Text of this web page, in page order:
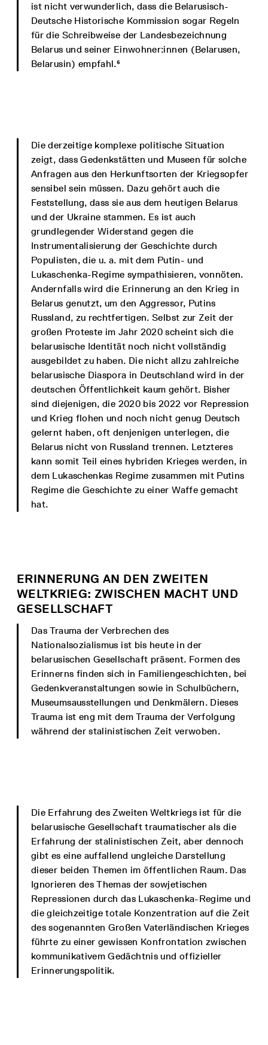
ist nicht verwunderlich, dass die Belarusisch-
Deutsche Historische Kommission sogar Regeln
für die Schreibweise der Landesbezeichnung
Belarus und seiner Einwohner:innen (Belarusen,
Belarusin) empfahl.⁶
Die derzeitige komplexe politische Situation
zeigt, dass Gedenkstätten und Museen für solche
Anfragen aus den Herkunftsorten der Kriegsopfer
sensibel sein müssen. Dazu gehört auch die
Feststellung, dass sie aus dem heutigen Belarus
und der Ukraine stammen. Es ist auch
grundlegender Widerstand gegen die
Instrumentalisierung der Geschichte durch
Populisten, die u. a. mit dem Putin- und
Lukaschenka-Regime sympathisieren, vonnöten.
Andernfalls wird die Erinnerung an den Krieg in
Belarus genutzt, um den Aggressor, Putins
Russland, zu rechtfertigen. Selbst zur Zeit der
großen Proteste im Jahr 2020 scheint sich die
belarusische Identität noch nicht vollständig
ausgebildet zu haben. Die nicht allzu zahlreiche
belarusische Diaspora in Deutschland wird in der
deutschen Öffentlichkeit kaum gehört. Bisher
sind diejenigen, die 2020 bis 2022 vor Repression
und Krieg flohen und noch nicht genug Deutsch
gelernt haben, oft denjenigen unterlegen, die
Belarus nicht von Russland trennen. Letzteres
kann somit Teil eines hybriden Krieges werden, in
dem Lukaschenkas Regime zusammen mit Putins
Regime die Geschichte zu einer Waffe gemacht
hat.
ERINNERUNG AN DEN ZWEITEN
WELTKRIEG: ZWISCHEN MACHT UND
GESELLSCHAFT
Das Trauma der Verbrechen des
Nationalsozialismus ist bis heute in der
belarusischen Gesellschaft präsent. Formen des
Erinnerns finden sich in Familiengeschichten, bei
Gedenkveranstaltungen sowie in Schulbüchern,
Museumsausstellungen und Denkmälern. Dieses
Trauma ist eng mit dem Trauma der Verfolgung
während der stalinistischen Zeit verwoben.
Die Erfahrung des Zweiten Weltkriegs ist für die
belarusische Gesellschaft traumatischer als die
Erfahrung der stalinistischen Zeit, aber dennoch
gibt es eine auffallend ungleiche Darstellung
dieser beiden Themen im öffentlichen Raum. Das
Ignorieren des Themas der sowjetischen
Repressionen durch das Lukaschenka-Regime und
die gleichzeitige totale Konzentration auf die Zeit
des sogenannten Großen Vaterländischen Krieges
führte zu einer gewissen Konfrontation zwischen
kommunikativem Gedächtnis und offizieller
Erinnerungspolitik.